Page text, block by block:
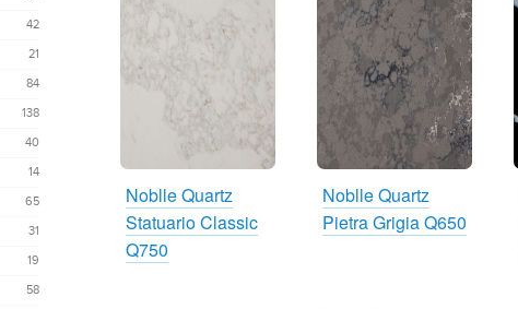
42
21
84
138
40
14
65
31
19
58
Noblle Quartz
Statuario Classic
Q750
Noblle Quartz
Pietra Grigia Q650